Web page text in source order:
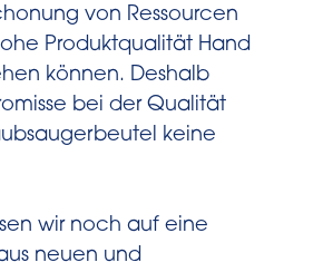
von Ressourcen
Produktqualität Hand
können. Deshalb
bei der Qualität
keine
wir noch auf eine
neuen und